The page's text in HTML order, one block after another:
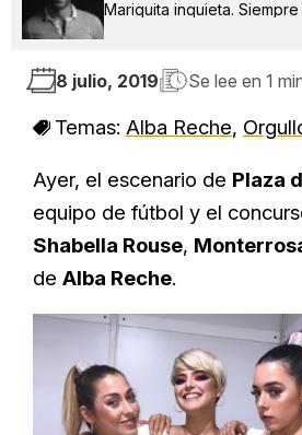
Mariquita inquieta.
8 julio, 2019 Se lee en 1
Temas: Alba Reche,
Ayer, el escenario de Plaza
equipo de fútbol y el
Shabella Rouse,
de Alba Reche.